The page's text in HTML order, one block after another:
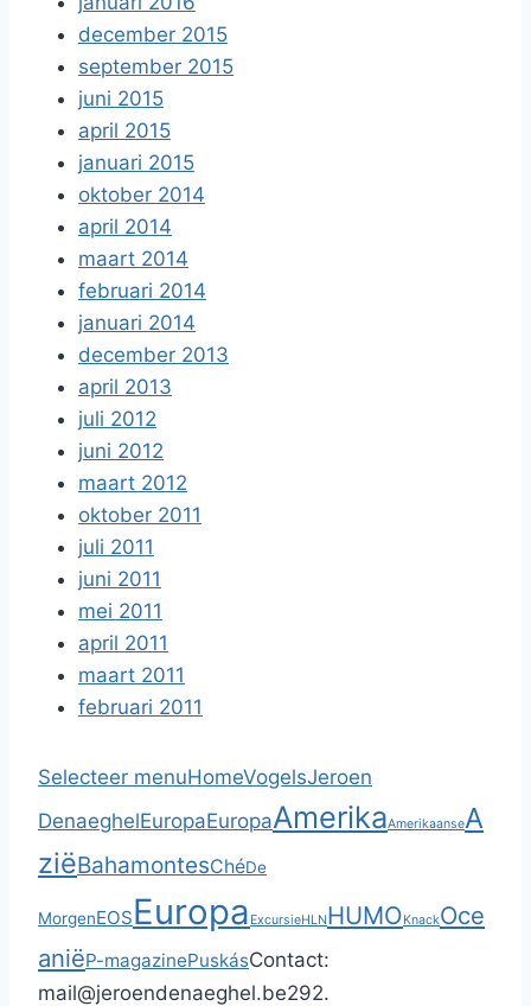
december 2015
september 2015
juni 2015
april 2015
januari 2015
oktober 2014
april 2014
maart 2014
februari 2014
januari 2014
december 2013
april 2013
juli 2012
juni 2012
maart 2012
oktober 2011
juli 2011
juni 2011
mei 2011
april 2011
maart 2011
februari 2011
Selecteer menuHomeVogelsJeroen
DenaeghelEuropaEuropaAmerikaAmerikaanseA
ziëBahamontesChéDe
MorgenEOSEuropa ExcursieHLNHUMOKnackOce
aniëP-magazinePuskásContact:
mail@jeroendenaeghel.be292.